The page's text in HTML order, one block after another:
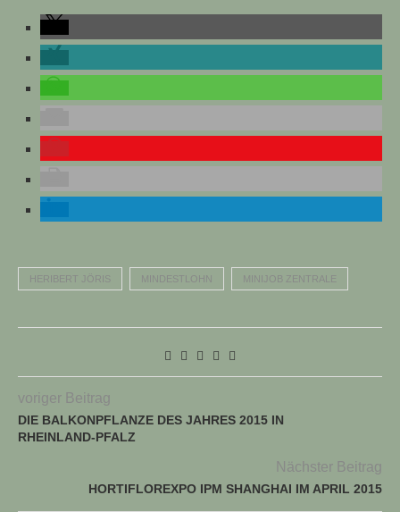
HERIBERT JÖRIS MINDESTLOHN MINIJOB ZENTRALE
voriger Beitrag
DIE BALKONPFLANZE DES JAHRES 2015 IN
RHEINLAND-PFALZ
Nächster Beitrag
HORTIFLOREXPO IPM SHANGHAI IM APRIL 2015